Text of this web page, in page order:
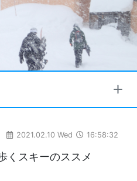
2021.02.10 Wed 16:58:32
くスキーのススメ